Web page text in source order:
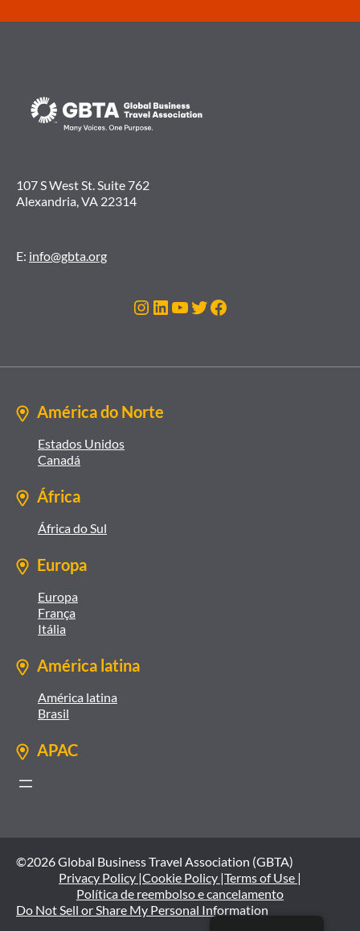
107 S West St. Suite 762
Alexandria, VA 22314
E: info@gbta.org
Instagram
LinkedIn
Youtube
Twitter
Facebook
América do Norte
Estados Unidos
Canadá
África
África do Sul
Europa
Europa
França
Itália
América latina
América latina
Brasil
APAC
©2026 Global Business Travel Association (GBTA)
Privacy Policy |Cookie Policy |Terms of Use |
Política de reembolso e cancelamento
Do Not Sell or Share My Personal Information